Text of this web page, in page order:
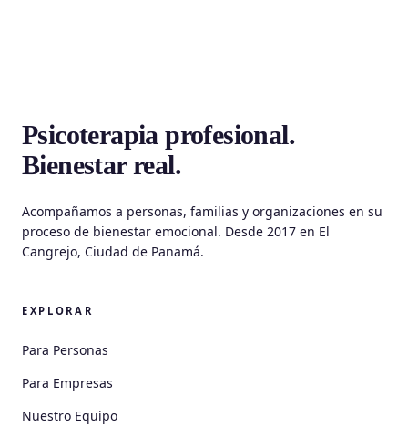
Psicoterapia profesional.
Bienestar real.
Acompañamos a personas, familias y organizaciones en su
proceso de bienestar emocional. Desde 2017 en El
Cangrejo, Ciudad de Panamá.
EXPLORAR
Para Personas
Para Empresas
Nuestro Equipo